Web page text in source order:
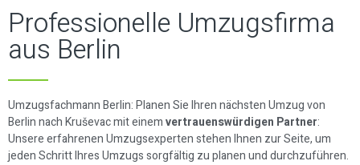
Professionelle Umzugsfirma
aus Berlin
Umzugsfachmann Berlin: Planen Sie Ihren nächsten Umzug von
Berlin nach Kruševac mit einemvertrauenswürdigen Partner:
Unsere erfahrenen Umzugsexperten stehen Ihnen zur Seite, um
jeden Schritt Ihres Umzugs sorgfältig zu planen und durchzuführen.